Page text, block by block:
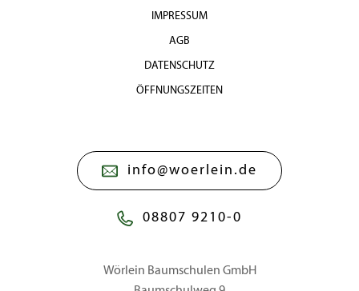
IMPRESSUM
AGB
DATENSCHUTZ
ÖFFNUNGSZEITEN
info@woerlein.de
08807 9210-0
Wörlein Baumschulen GmbH